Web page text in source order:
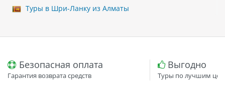
Туры в Шри-Ланку из Алматы
Безопасная оплата
Гарантия возврата средств
Выгодно
Туры по лучшим